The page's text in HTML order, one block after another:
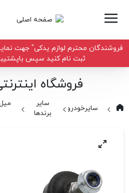
فروشندگان محترم لوازم یدکی" جهت
ثبت نام کنید سپس
فروشگاه
سایرخودروها
سایر
برندها